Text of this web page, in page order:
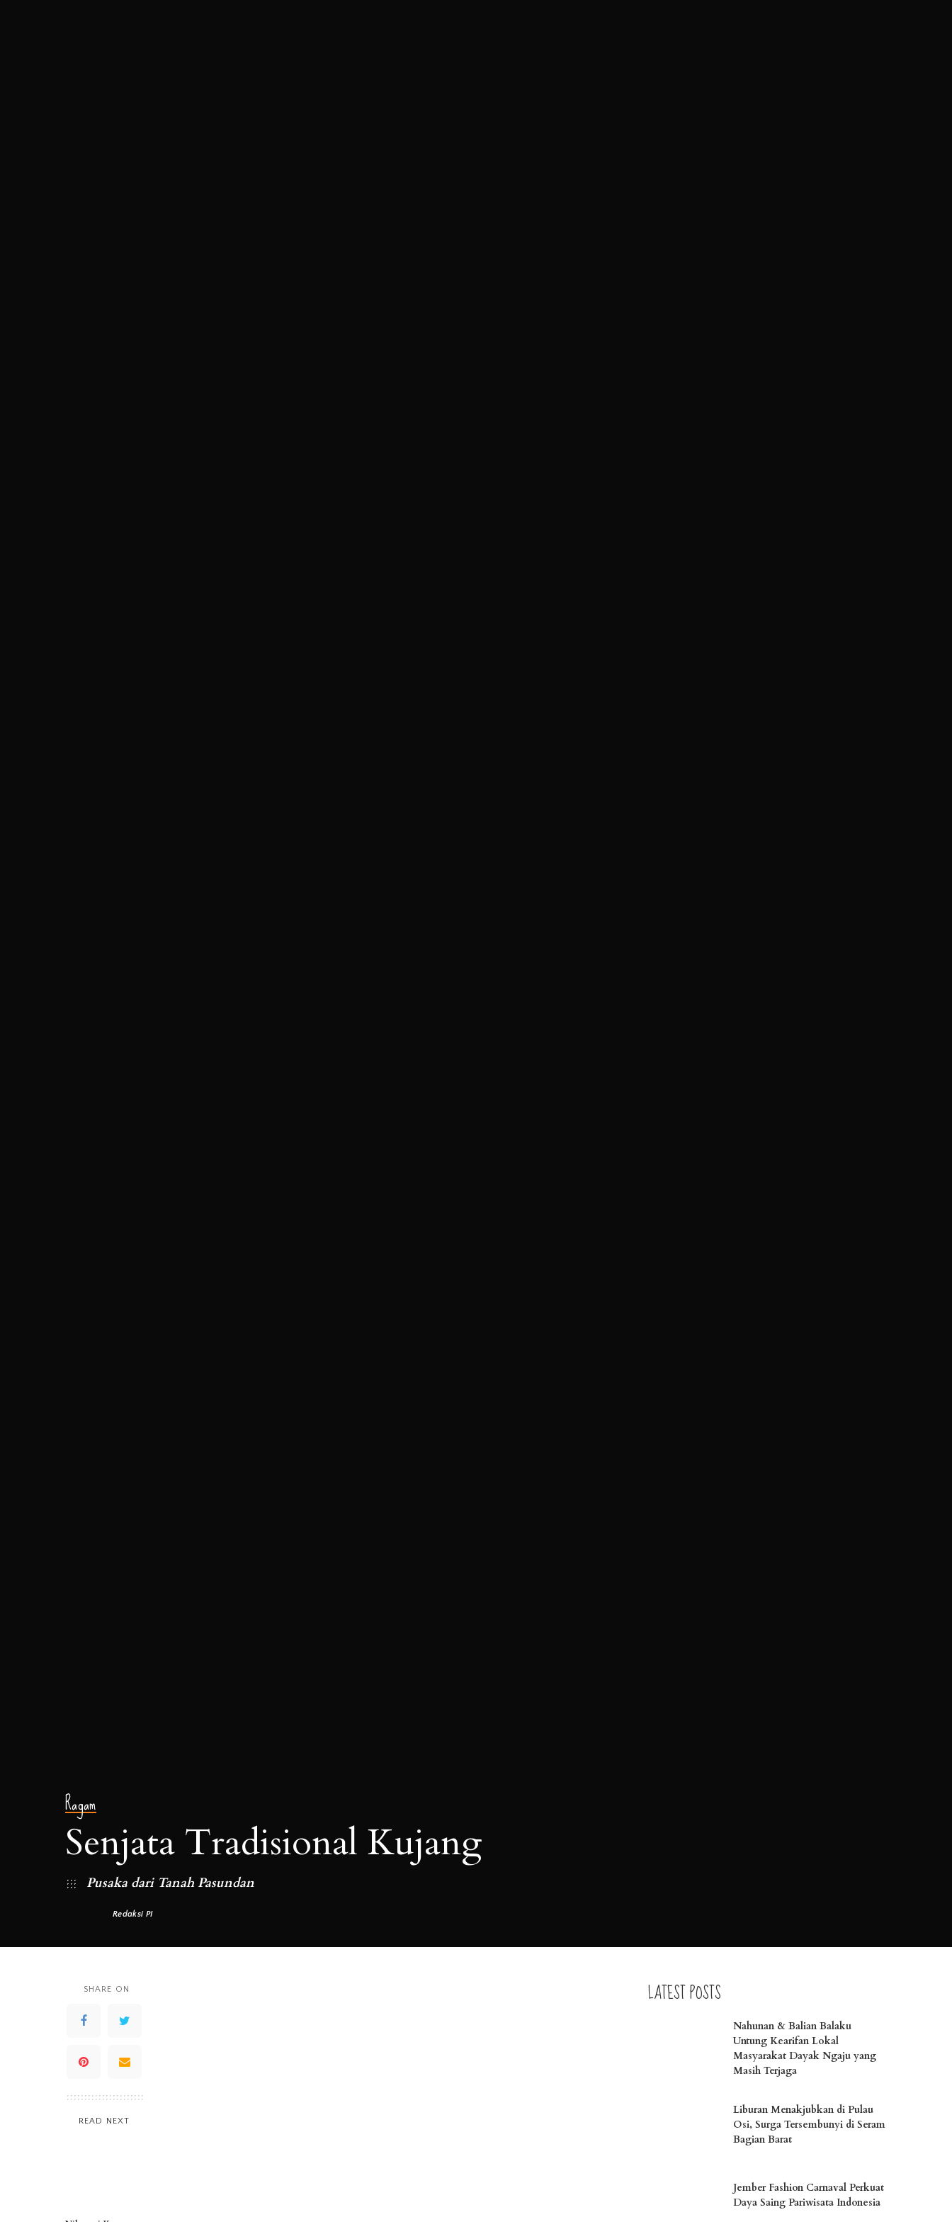
Ragam
Senjata Tradisional Kujang
Pusaka dari Tanah Pasundan
Posted
Redaksi PI
SHARE ON
READ NEXT
LATEST POSTS
Nahunan & Balian Balaku
Untung Kearifan Lokal
Masyarakat Dayak Ngaju yang
Masih Terjaga
Liburan Menakjubkan di Pulau
Osi, Surga Tersembunyi di Seram
Bagian Barat
Jember Fashion Carnaval Perkuat
Daya Saing Pariwisata Indonesia